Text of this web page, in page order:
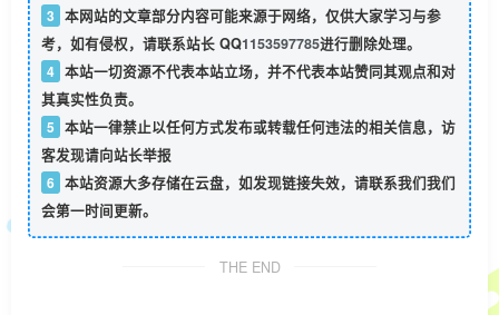
3 本网站的文章部分内容可能来源于网络，仅供大家学习与参
考，如有侵权，请联系站长 QQ1153597785进行删除处理。
4 本站一切资源不代表本站立场，并不代表本站赞同其观点和对
其真实性负责。
5 本站一律禁止以任何方式发布或转载任何违法的相关信息，访
客发现请向站长举报
6 本站资源大多存储在云盘，如发现链接失效，请联系我们我们
会第一时间更新。
THE END